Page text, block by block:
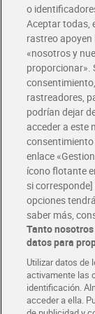
Envío gratis
Envío estandar
Glovo y Uber
Solicita tu
Únete al CLUB
Disfruta las
Descárgate la
Folletos y
Descubre las
Tarjeta MaX Dia
Te devuelve
¡Solicita tu
COLABORA CON DIA
o
Aceptar todas,
rastreo
«nosotros y
proporcionar».
rastreadores,
podrían dejar
acceder a este
enlace
ícono flotante
si
opciones
saber más,
Tanto
datos para
Utilizar datos de
activamente las
identificación.
acceder a ella.